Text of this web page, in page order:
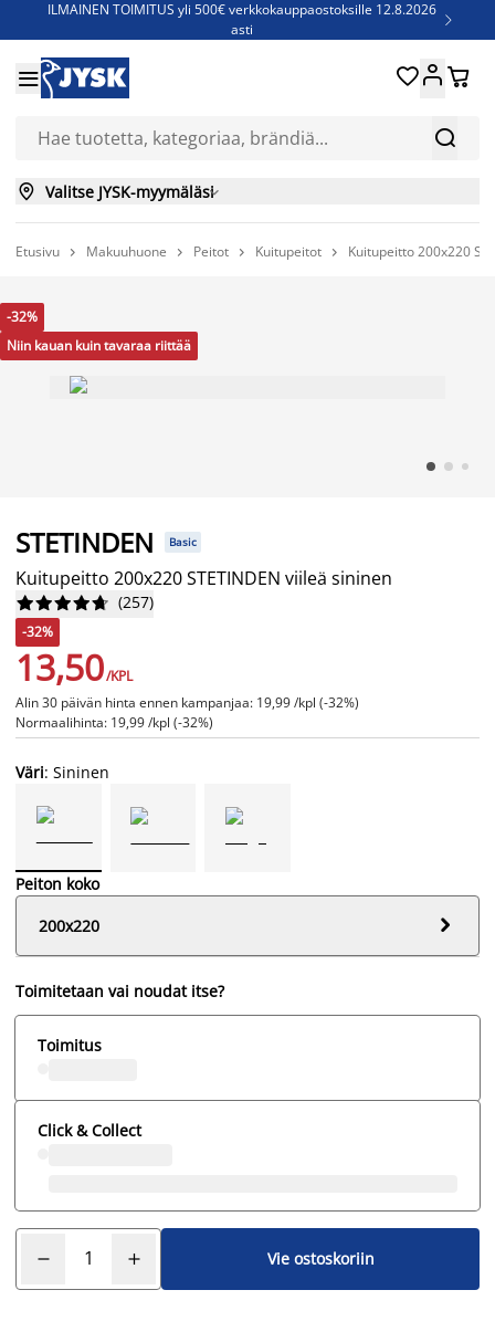
ILMAINEN TOIMITUS yli 500€ verkkokauppaostoksille 12.8.2026
asti

Jenkkisänkyjä - Säästä jopa 60%


 
 Valitse JYSK-myymäläsi
Etusivu  Makuuhuone  Peitot  Kuitupeitot  Kuitupeitto 200x220
-32%
Niin kauan kuin tavaraa riittää
STETINDEN Basic
Kuitupeitto 200x220 STETINDEN viileä sininen





 (257)
-32%
13,50/KPL
Alin 30 päivän hinta ennen kampanjaa: 19,99 /kpl (-32%)
Normaalihinta: 19,99 /kpl (-32%)
Väri: Sininen
Peiton koko
200x220

Toimitetaan vai noudat itse?
Toimitus
Click & Collect
Vie ostoskoriin